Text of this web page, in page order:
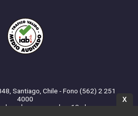
Santiago, Chile - Fono (562) 2 251
4000
derechos reservados. 13.cl
X